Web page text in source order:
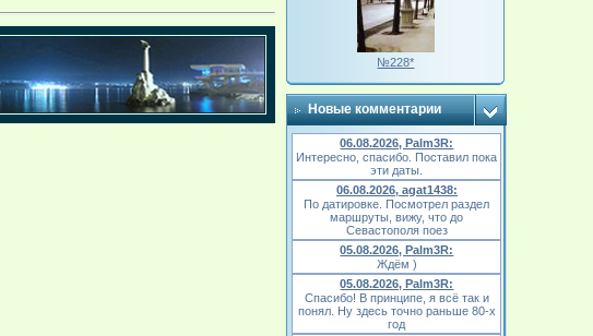
№228*
Новые комментарии
06.08.2026, Palm3R:
Интересно, спасибо. Поставил пока
эти даты.
06.08.2026, agat1438:
По датировке. Посмотрел раздел
маршруты, вижу, что до
Севастополя поез
05.08.2026, Palm3R:
Ждём )
05.08.2026, Palm3R:
Спасибо! В принципе, я всё так и
понял. Ну здесь точно раньше 80-х
год